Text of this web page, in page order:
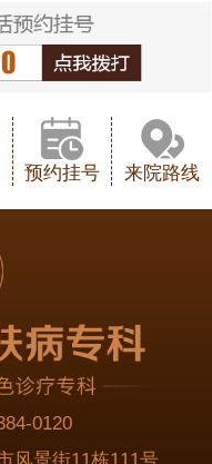
预约挂号 来院路线
0120